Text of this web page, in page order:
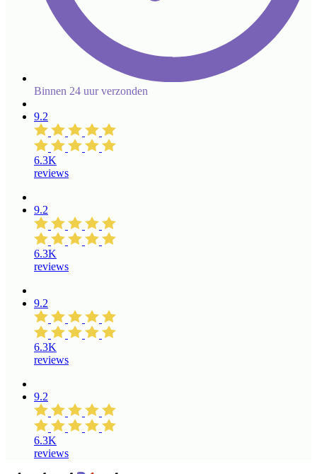
Binnen 24 uur verzonden
9.2
6.3K
reviews
9.2
6.3K
reviews
9.2
6.3K
reviews
9.2
6.3K
reviews